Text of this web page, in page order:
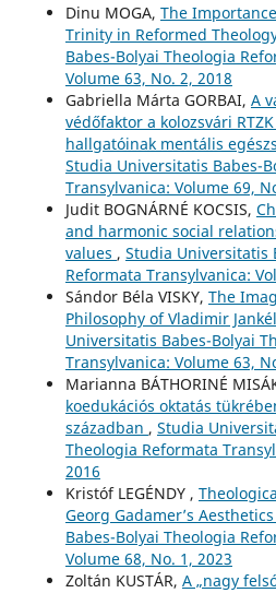
Dinu MOGA, The
Trinity in Reformed
Babes-Bolyai Theologia
Volume 63, No. 2, 2018
Gabriella Márta GORBAI, A
védőfaktor a kolozsvári
hallgatóinak mentális
Studia Universitatis Babes-
Transylvanica: Volume 69,
Judit BOGNÁRNÉ KOCSIS,
and harmonic social
values , Studia Universitatis
Reformata Transylvanica:
Sándor Béla VISKY, The
Philosophy of Vladimir
Universitatis Babes-Bolyai
Transylvanica: Volume 63,
Marianna BÁTHORINÉ
koedukációs oktatás
században , Studia
Theologia Reformata
2016
Kristóf LEGÉNDY ,
Georg Gadamer’s Aesthetics
Babes-Bolyai Theologia
Volume 68, No. 1, 2023
Zoltán KUSTÁR, A „nagy